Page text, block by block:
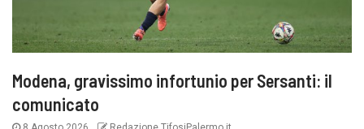
Modena, gravissimo infortunio per Sersanti: il
comunicato